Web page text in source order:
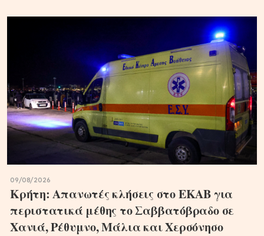
09/08/2026
Κρήτη: Απανωτές κλήσεις στο ΕΚΑΒ για
περιστατικά μέθης το Σαββατόβραδο σε
Χανιά, Ρέθυμνο, Μάλια και Χερσόνησο